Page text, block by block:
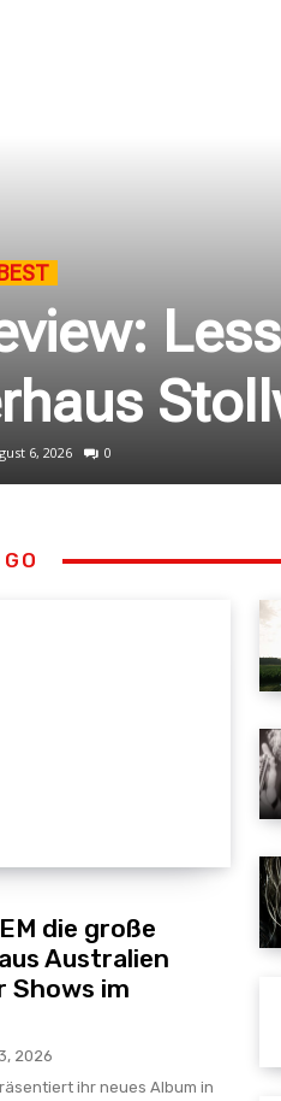
6, 2026 0
die große
Australien
Shows im
2026
ihr neues Album in